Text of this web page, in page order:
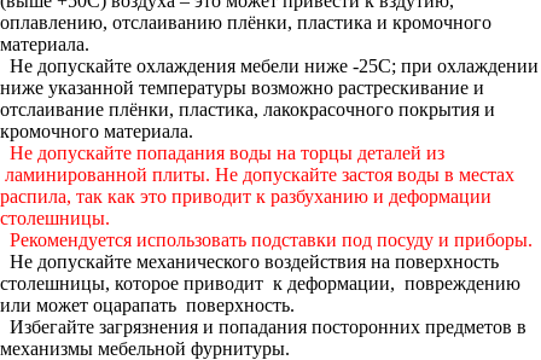
оплавлению, отслаиванию плёнки, пластика и кромочного
материала.
Не допускайте охлаждения мебели ниже -25С; при охлаждении
ниже указанной температуры возможно растрескивание и
отслаивание плёнки, пластика, лакокрасочного покрытия и
кромочного материала.
Не допускайте попадания воды на торцы деталей из
ламинированной плиты. Не допускайте застоя воды в местах
распила, так как это приводит к разбуханию и деформации
столешницы.
Рекомендуется использовать подставки под посуду и приборы.
Не допускайте механического воздействия на поверхность
столешницы, которое приводит к деформации, повреждению
или может оцарапать поверхность.
Избегайте загрязнения и попадания посторонних предметов в
механизмы мебельной фурнитуры.